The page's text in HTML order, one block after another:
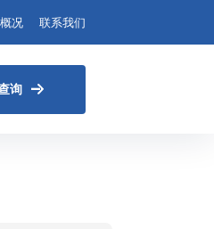
况 联系我们
询